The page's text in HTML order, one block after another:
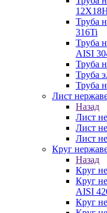
Труба
316Ti
Труба
AISI
Труба
Труба
Труба
Лист
Назад
Лист
Лист
Лист
Круг
Назад
Круг
Круг
AISI
Круг